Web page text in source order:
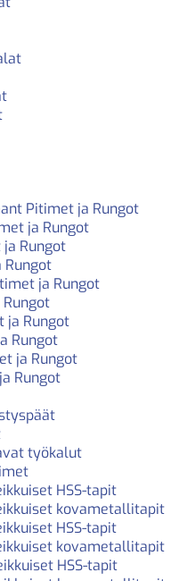
Pitimet ja Rungot
ja Rungot
Rungot
Rungot
ja Rungot
ja Rungot
Rungot
ja Rungot
Rungot
työkalut
HSS-tapit
kovametallitapit
HSS-tapit
kovametallitapit
HSS-tapit